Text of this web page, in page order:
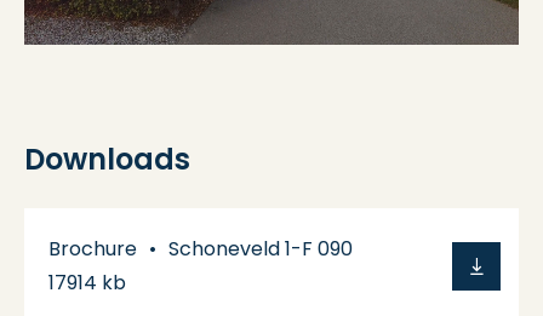
Downloads
Brochure
Schoneveld 1-F 090
17914 kb